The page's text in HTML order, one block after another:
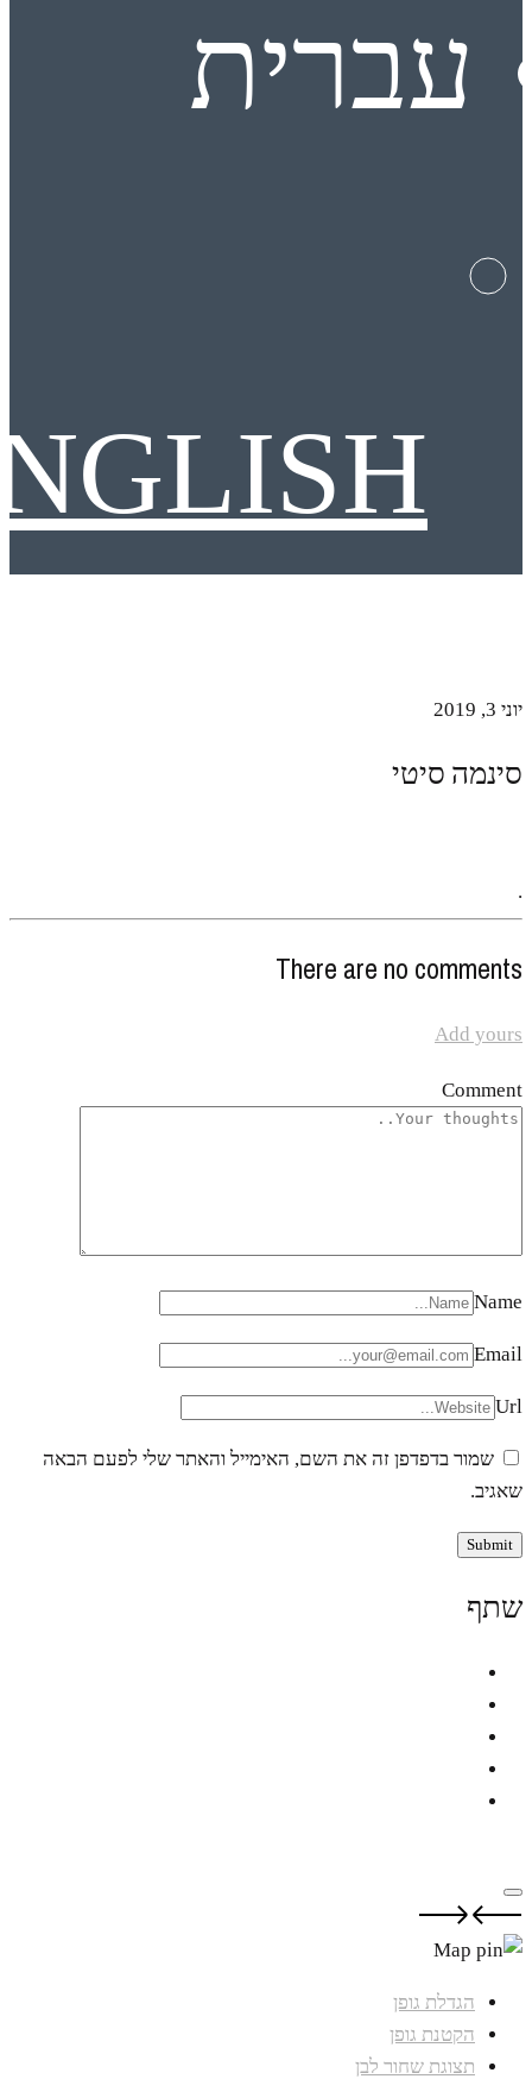
עברית
יוני 3, 2019
סינמה סיטי
.
There are no comments
Add yours
Comment
Name
Email
Url
שמור בדפדפן זה את השם, האימייל והאתר שלי לפעם הבאה
שאגיב.
שתף
הגדלת גופן
הקטנת גופן
תצוגת שחור לבן